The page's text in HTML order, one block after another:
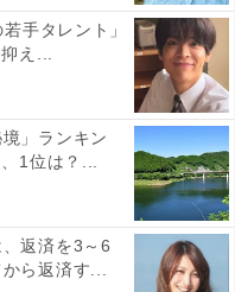
す
ィール
メトピックスなどを中
ライター。時々、店舗
All AboutおよびAll
5年。
手タレント」
え...
」ランキン
1位は？...
返済を3～6
ら返済す...